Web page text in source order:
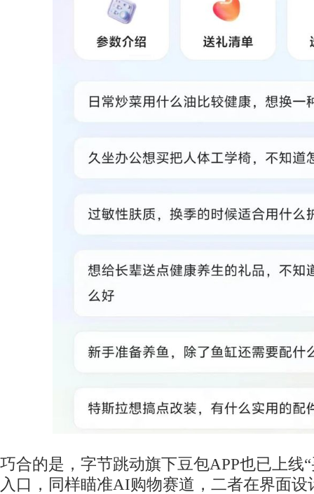
巧合的是，字节跳动旗下豆包APP也已上线
入口，同样瞄准AI购物赛道，二者在界面